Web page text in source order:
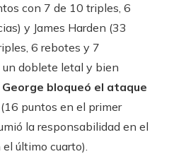
con 7 de 10 triples, 6
y James Harden (33
6 rebotes y 7
doblete letal y bien
George bloqueó el ataque
(16 puntos en el primer
la responsabilidad en el
último cuarto).